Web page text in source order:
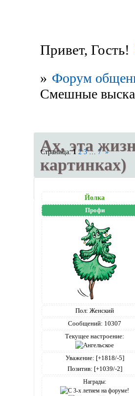
Привет, Гость!
» Форум
Смешные
Ах, эта
картинках)
Страница:1 2 3 … 7 »
Йолка
Профи
Пол: Женский
Сообщений: 10307
Текущее настроение:
Уважение: [+1818/-5]
Позитив: [+1039/-2]
Награды: